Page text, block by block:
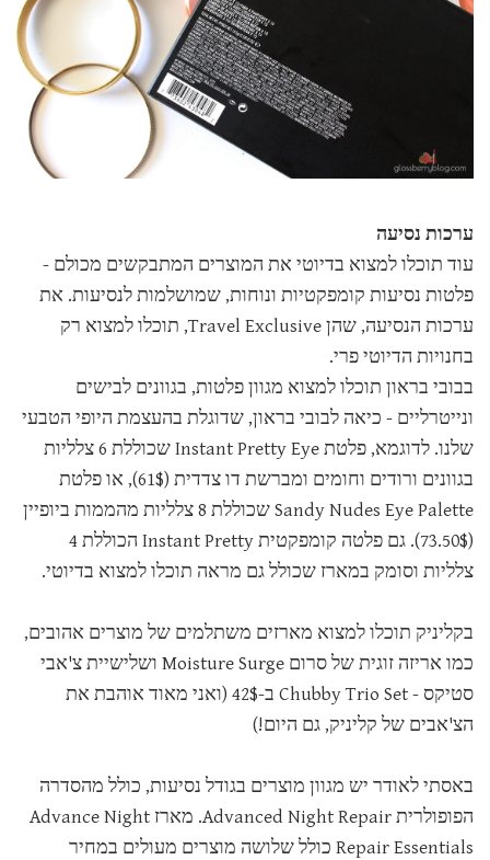
ערכות נסיעה
עוד תוכלו למצוא בדיוטי את המוצרים המתבקשים מכולם -
פלטות נסיעות קומפקטיות ונוחות, שמושלמות לנסיעות. את
ערכות הנסיעה, שהן Travel Exclusive, תוכלו למצוא רק
בחנויות הדיוטי פרי.
בבובי בראון תוכלו למצוא מגוון פלטות, בגוונים לבישים
ונייטרליים - כיאה לבובי בראון, שדוגלת בהעצמת היופי הטבעי
שלנו. לדוגמא, פלטת Instant Pretty Eye שכוללת 6 צלליות
בגוונים ורודים וחומים ומברשת דו צדדית (61$), או פלטת
Sandy Nudes Eye Palette שכוללת 8 צלליות מהממות ביופיין
(73.50$). גם פלטה קומפקטית Instant Pretty הכוללת 4
צלליות וסומק במארז שכולל גם מראה תוכלו למצוא בדיוטי.
בקליניק תוכלו למצוא מארזים משתלמים של מוצרים אהובים,
כמו אריזה זוגית של סרום Moisture Surge ושלישיית צ'אבי
סטיקס - Chubby Trio Set ב-42$ (ואני מאוד אוהבת את
הצ'אבים של קליניק, גם היום!)
באסתי לאודר יש מגוון מוצרים בגודל נסיעות, כולל מהסדרה
הפופולרית Advanced Night Repair. מארז Advance Night
Repair Essentials כולל שלושה מוצרים מעולים במחיר